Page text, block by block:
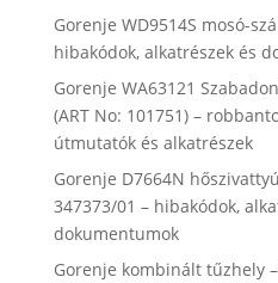
Gorenje WD9514S mosó-
hibakódok, alkatrészek és
Gorenje WA63121
(ART No: 101751) –
útmutatók és alkatrészek
Gorenje D7664N
347373/01 – hibakódok,
dokumentumok
Gorenje kombinált tűzhely